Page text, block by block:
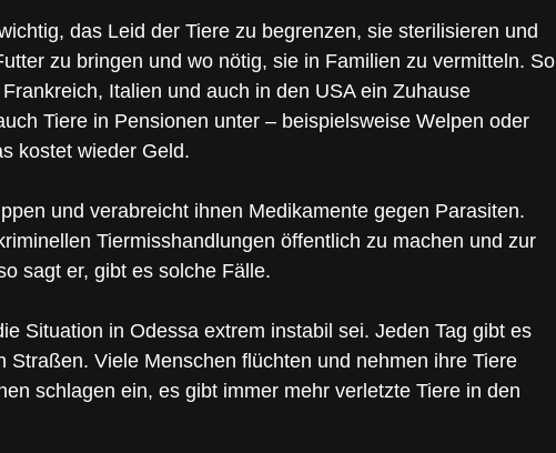
das Leid der Tiere zu begrenzen, sie sterilisieren und
zu bringen und wo nötig, sie in Familien zu vermitteln. So
Italien und auch in den USA ein Zuhause
Tiere in Pensionen unter – beispielsweise Welpen oder
kostet wieder Geld.
und verabreicht ihnen Medikamente gegen Parasiten.
Tiermisshandlungen öffentlich zu machen und zur
sagt er, gibt es solche Fälle.
Situation in Odessa extrem instabil sei. Jeden Tag gibt es
Straßen. Viele Menschen flüchten und nehmen ihre Tiere
schlagen ein, es gibt immer mehr verletzte Tiere in den